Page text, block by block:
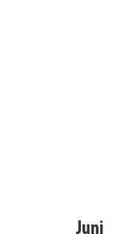
Juni